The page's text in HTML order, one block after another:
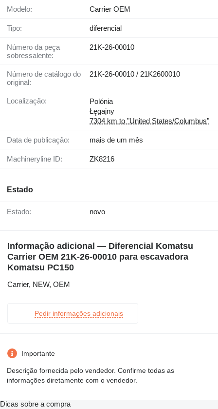
Modelo: Carrier OEM
Tipo: diferencial
Número da peça
sobressalente:
21K-26-00010
Número de catálogo do
original:
21K-26-00010 / 21K2600010
Localização:
Polónia
Łęgajny
7304 km to "United States/Columbus"
Data de publicação: mais de um mês
Machineryline ID: ZK8216
Estado
Estado: novo
Informação adicional — Diferencial Komatsu
Carrier OEM 21K-26-00010 para escavadora
Komatsu PC150
Carrier, NEW, OEM
Pedir informações adicionais
Importante
Descrição fornecida pelo vendedor. Confirme todas as
informações diretamente com o vendedor.
Dicas sobre a compra